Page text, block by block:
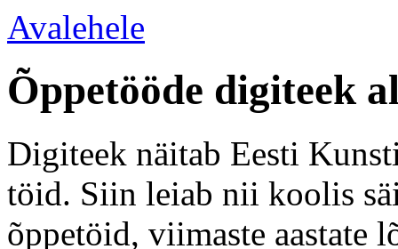
Avalehele
Õppetööde digiteek
Digiteek näitab Eesti
töid. Siin leiab nii koolis
õppetöid, viimaste aastate